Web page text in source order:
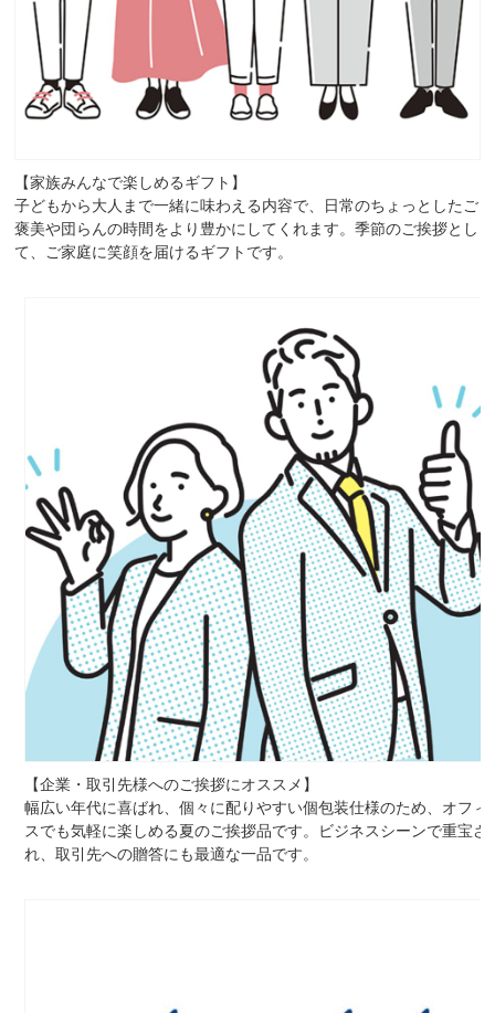
【家族みんなで楽しめるギフト】
子どもから大人まで一緒に味わえる内容で、日常のちょっとしたご
褒美や団らんの時間をより豊かにしてくれます。季節のご挨拶とし
て、ご家庭に笑顔を届けるギフトです。
【企業・取引先様へのご挨拶にオススメ】
幅広い年代に喜ばれ、個々に配りやすい個包装仕様のため、オフィ
スでも気軽に楽しめる夏のご挨拶品です。ビジネスシーンで重宝さ
れ、取引先への贈答にも最適な一品です。